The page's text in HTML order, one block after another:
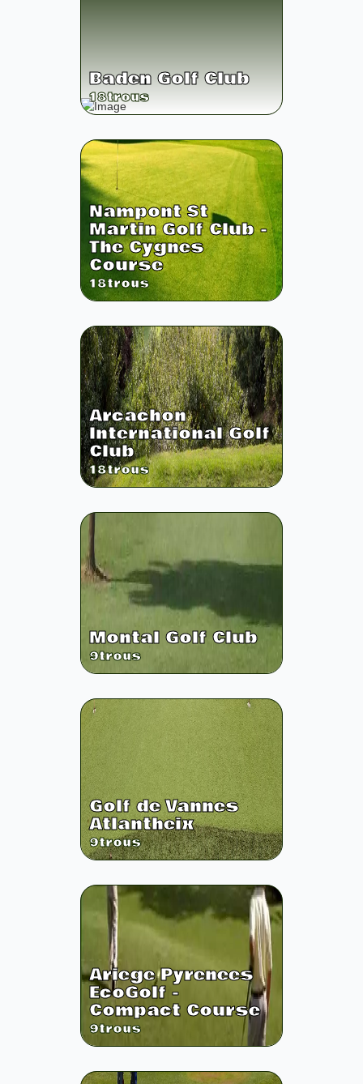
Baden Golf Club
18trous
Nampont St
Martin Golf Club -
The Cygnes
Course
18trous
Arcachon
International Golf
Club
18trous
Montal Golf Club
9trous
Golf de Vannes
Atlantheix
9trous
Ariege Pyrenees
EcoGolf -
Compact Course
9trous